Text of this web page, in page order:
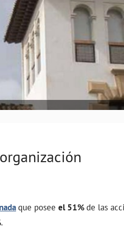
que posee el 51%de las
.